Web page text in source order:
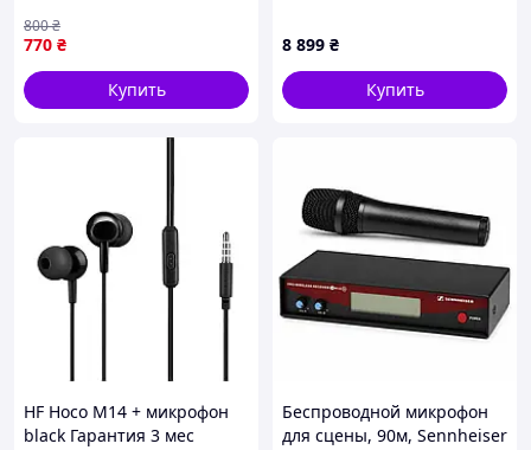
хорошим звуком D3,
Студийный микрофон с
подсветкой K5
770 ₴
800₴
Купить
8 899 ₴
Купить
HF Hoco M14 + микрофон
black Гарантия 3 мес
Беспроводной микрофон
для сцены, 90м, Sennheiser